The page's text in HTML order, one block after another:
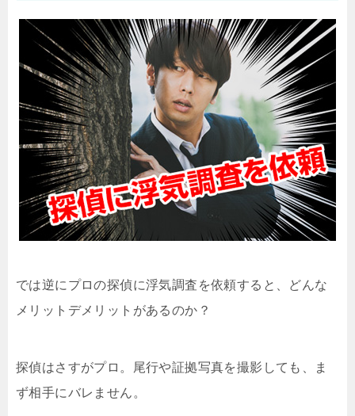
では逆にプロの探偵に浮気調査を依頼すると、どんな
メリットデメリットがあるのか？
探偵はさすがプロ。尾行や証拠写真を撮影しても、ま
ず相手にバレません。